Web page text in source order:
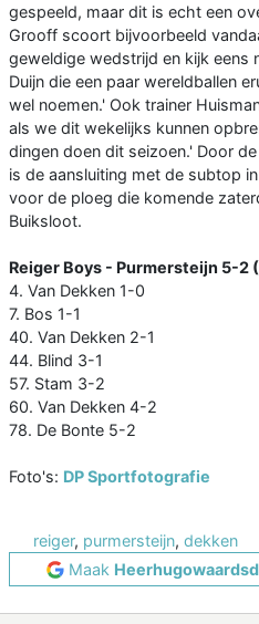
gespeeld, maar dit is echt een
Grooff scoort bijvoorbeeld
geweldige wedstrijd en kijk eens
Duijn die een paar wereldballen
wel noemen.' Ook trainer
als we dit wekelijks kunnen
dingen doen dit seizoen.' Door
is de aansluiting met de subtop
voor de ploeg die komende
Buiksloot.
Reiger Boys - Purmersteijn 5-2
4. Van Dekken 1-0
7. Bos 1-1
40. Van Dekken 2-1
44. Blind 3-1
57. Stam 3-2
60. Van Dekken 4-2
78. De Bonte 5-2
Foto's: DP Sportfotografie
reiger, purmersteijn, dekken
Maak